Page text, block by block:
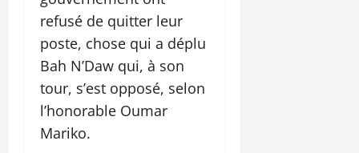
refusé de quitter leur
poste, chose qui a déplu
Bah N’Daw qui, à son
tour, s’est opposé, selon
l’honorable Oumar
Mariko.